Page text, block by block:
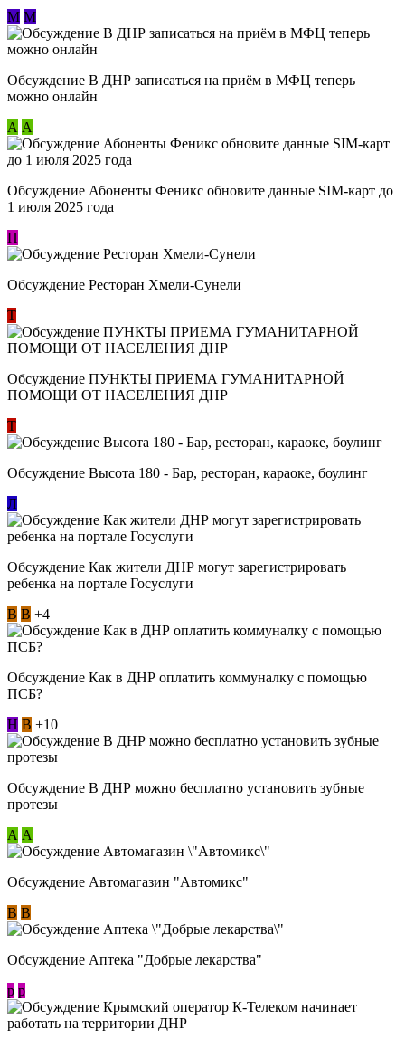
М М
Обсуждение В ДНР записаться на приём в МФЦ теперь
можно онлайн
А А
Обсуждение Абоненты Феникс обновите данные SIM-карт до
1 июля 2025 года
П
Обсуждение Ресторан Хмели-Сунели
Т
Обсуждение ​ПУНКТЫ ПРИЕМА ГУМАНИТАРНОЙ
ПОМОЩИ ОТ НАСЕЛЕНИЯ ДНР
Т
Обсуждение Высота 180 - Бар, ресторан, караоке, боулинг
Л
Обсуждение Как жители ДНР могут зарегистрировать
ребенка на портале Госуслуги
В В +4
Обсуждение Как в ДНР оплатить коммуналку с помощью
ПСБ?
Н В +10
Обсуждение В ДНР можно бесплатно установить зубные
протезы
А А
Обсуждение Автомагазин "Автомикс"
В В
Обсуждение Аптека "Добрые лекарства"
p p